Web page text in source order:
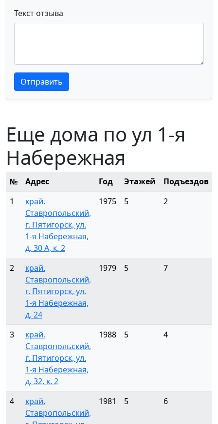
Текст отзыва
Текст отзыва
Текст отзыва
Отправить
Еще дома по ул 1-я
Набережная
№ Адрес Год Этажей Подъездов
1
край.
Ставропольский,
г. Пятигорск, ул.
1-я Набережная,
д. 30 А, к. 2
1975 5 2
2
край.
Ставропольский,
г. Пятигорск, ул.
1-я Набережная,
д. 24
1979 5 7
3
край.
Ставропольский,
г. Пятигорск, ул.
1-я Набережная,
д. 32, к. 2
1988 5 4
4
край.
Ставропольский,
1981 5 6